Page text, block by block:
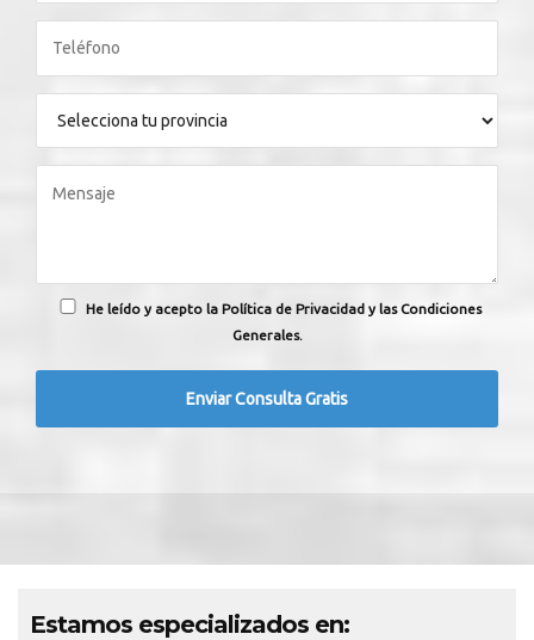
He leído y acepto la Política de Privacidad y las Condiciones
Generales.
Estamos especializados en: